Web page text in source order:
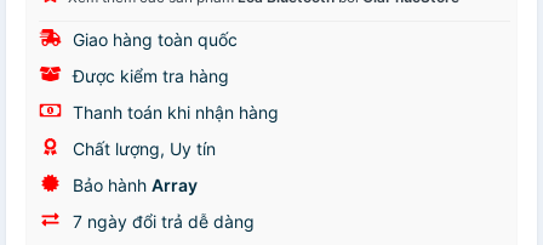
Giao hàng toàn quốc
Được kiểm tra hàng
Thanh toán khi nhận hàng
Chất lượng, Uy tín
Bảo hành Array
7 ngày đổi trả dễ dàng